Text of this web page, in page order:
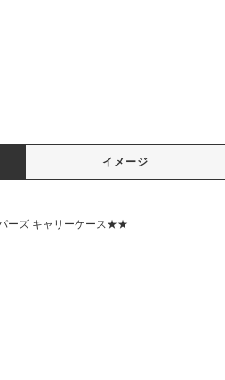
イメージ
ーズ キャリーケース★★